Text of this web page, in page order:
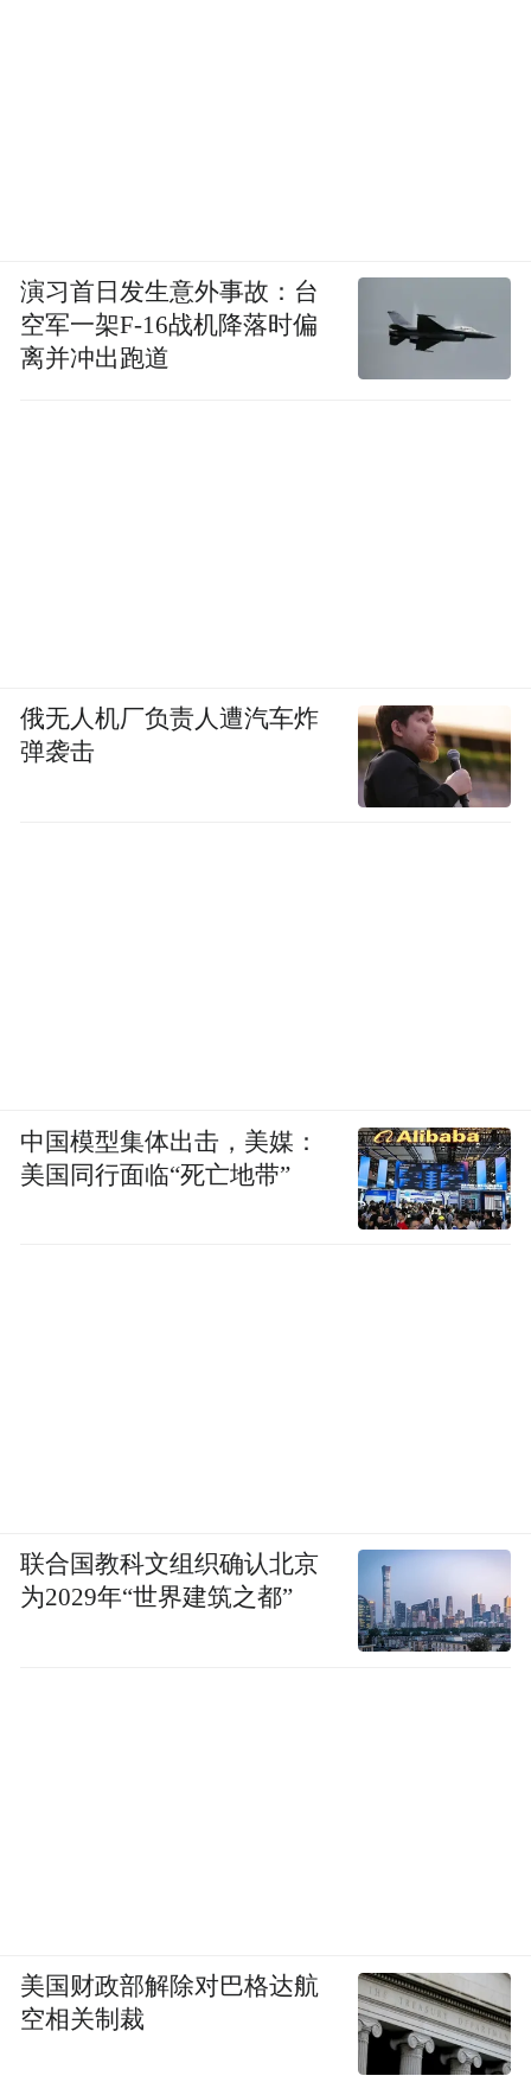
延，那些茂密的树木挺拔而立，仿佛是一道
金黄色的屏障，守护着这片童话的世界。
大地装点得如诗如画。在这里，生命以各种
方式展现出来，展示出大自然无比的生机与
演习首日发生意外事故：台
空军一架F-16战机降落时偏
离并冲出跑道
俄无人机厂负责人遭汽车炸
弹袭击
中国模型集体出击，美媒：
美国同行面临“死亡地带”
联合国教科文组织确认北京
为2029年“世界建筑之都”
美国财政部解除对巴格达航
空相关制裁